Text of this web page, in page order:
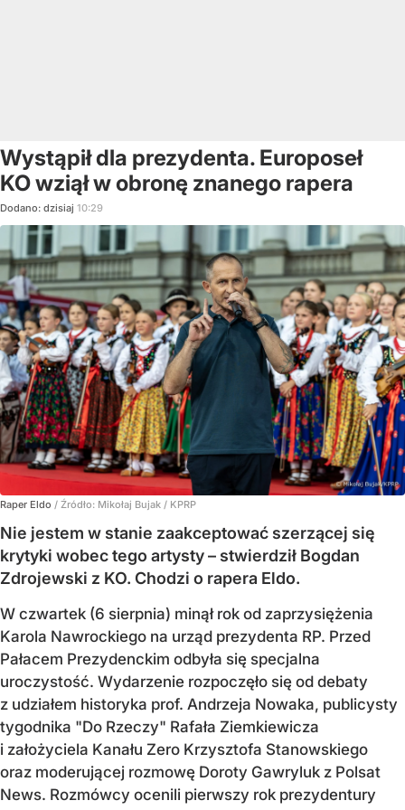
Wystąpił dla prezydenta. Europoseł
KO wziął w obronę znanego rapera
Dodano: dzisiaj 10:29
Raper Eldo / Źródło: Mikołaj Bujak / KPRP
Nie jestem w stanie zaakceptować szerzącej się
krytyki wobec tego artysty – stwierdził Bogdan
Zdrojewski z KO. Chodzi o rapera Eldo.
W czwartek (6 sierpnia) minął rok od zaprzysiężenia
Karola Nawrockiego na urząd prezydenta RP. Przed
Pałacem Prezydenckim odbyła się specjalna
uroczystość. Wydarzenie rozpoczęło się od debaty
z udziałem historyka prof. Andrzeja Nowaka, publicysty
tygodnika "Do Rzeczy" Rafała Ziemkiewicza
i założyciela Kanału Zero Krzysztofa Stanowskiego
oraz moderującej rozmowę Doroty Gawryluk z Polsat
News. Rozmówcy ocenili pierwszy rok prezydentury